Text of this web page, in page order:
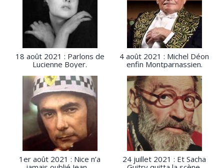
18 août 2021 : Parlons de
Lucienne Boyer.
4 août 2021 : Michel Déon
enfin Montparnassien.
1er août 2021 : Nice n’a
24 juillet 2021 : Et Sacha